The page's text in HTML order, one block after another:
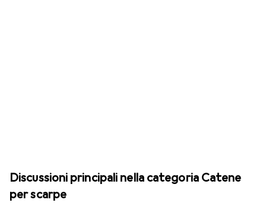
Discussioni principali nella categoria Catene
per scarpe